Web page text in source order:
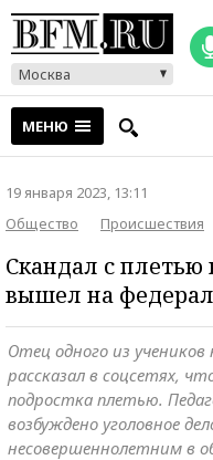
Москва
МЕНЮ
19 января 2023, 13:11
Общество
Происшествия
Скандал с плетью
вышел на
Отец одного из
рассказал в соцсетях,
подростка плетью.
возбуждено уголовное
несовершеннолетним в